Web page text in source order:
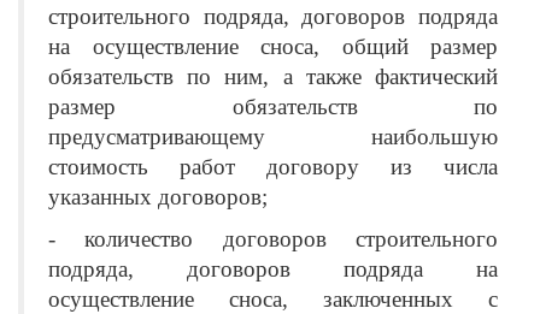
строительного подряда, договоров подряда
на осуществление сноса, общий размер
обязательств по ним, а также фактический
размер обязательств по
предусматривающему наибольшую
стоимость работ договору из числа
указанных договоров;
- количество договоров строительного
подряда, договоров подряда на
осуществление сноса, заключенных с